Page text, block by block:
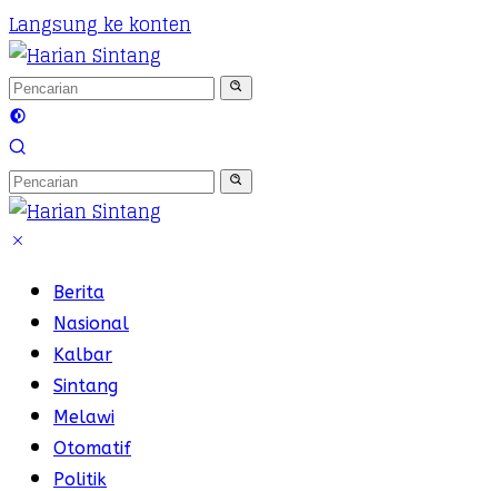
Langsung ke konten
Berita
Nasional
Kalbar
Sintang
Melawi
Otomatif
Politik